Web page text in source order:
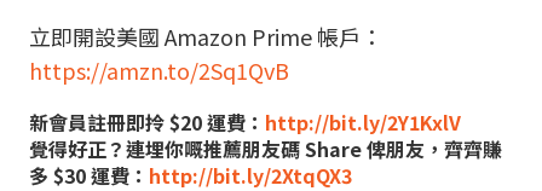
立即開設美國 Amazon Prime 帳戶：
https://amzn.to/2Sq1QvB
新會員註冊即拎 $20 運費： http://bit.ly/2Y1KxlV
覺得好正？連埋你嘅推薦朋友碼 Share 俾朋友，齊齊賺
多 $30 運費： http://bit.ly/2XtqQX3